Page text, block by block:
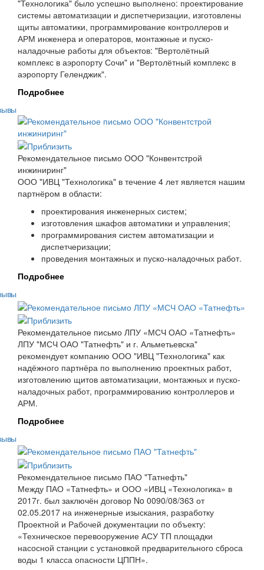
"Технологика" было успешно выполнено: проектирование
системы автоматизации и диспетчеризации, изготовлены
щиты автоматики, программирование контроллеров и
АРМ инженера и операторов, монтажные и пуско-
наладочные работы для объектов: "Вертолётный
комплекс в аэропорту Сочи" и "Вертолётный комплекс в
аэропорту Геленджик".
Подробнее
Рекомендательное письмо ООО "Конвентстрой
инжиниринг"
ООО "ИВЦ "Технологика" в течение 4 лет является нашим
партнёром в области:
проектирования инженерных систем;
изготовления шкафов автоматики и управления;
программирования систем автоматизации и
диспетчеризации;
проведения монтажных и пуско-наладочных работ.
Подробнее
Рекомендательное письмо ЛПУ «МСЧ ОАО «Татнефть»
ЛПУ "МСЧ ОАО "Татнефть" и г. Альметьевска"
рекомендует компанию ООО "ИВЦ "Технологика" как
надёжного партнёра по выполнению проектных работ,
изготовлению щитов автоматизации, монтажных и пуско-
наладочных работ, программированию контроллеров и
АРМ.
Подробнее
Рекомендательное письмо ПАО "Татнефть"
Между ПАО «Татнефть» и ООО «ИВЦ «Технологика» в
2017г. был заключён договор No 0090/08/363 от
02.05.2017 на инженерные изыскания, разработку
Проектной и Рабочей документации по объекту:
«Техническое перевооружение АСУ ТП площадки
насосной станции с установкой предварительного сброса
воды 1 класса опасности ЦППН».